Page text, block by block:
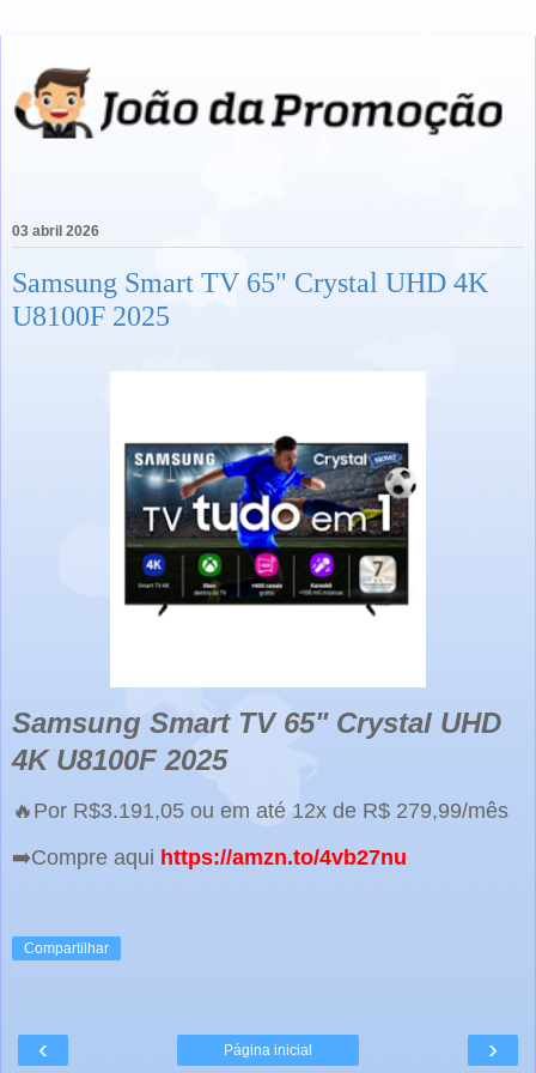
03 abril 2026
Samsung Smart TV 65" Crystal UHD 4K
U8100F 2025
Samsung Smart TV 65" Crystal UHD
4K U8100F 2025
🔥Por R$3.191,05 ou em até 12x de R$ 279,99/mês
➡️Compre aqui https://amzn.to/4vb27nu
Compartilhar
‹ ›
Página inicial